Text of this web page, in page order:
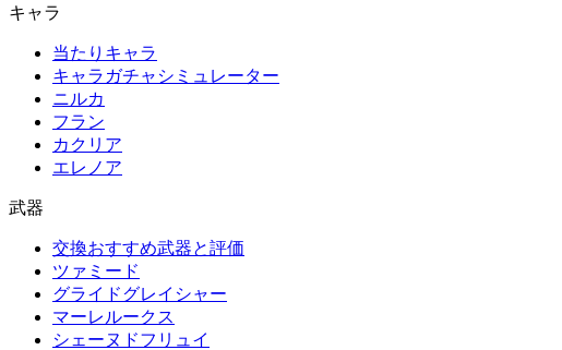
キャラ
当たりキャラ
キャラガチャシミュレーター
ニルカ
フラン
カクリア
エレノア
武器
交換おすすめ武器と評価
ツァミード
グライドグレイシャー
マーレルークス
シェーヌドフリュイ